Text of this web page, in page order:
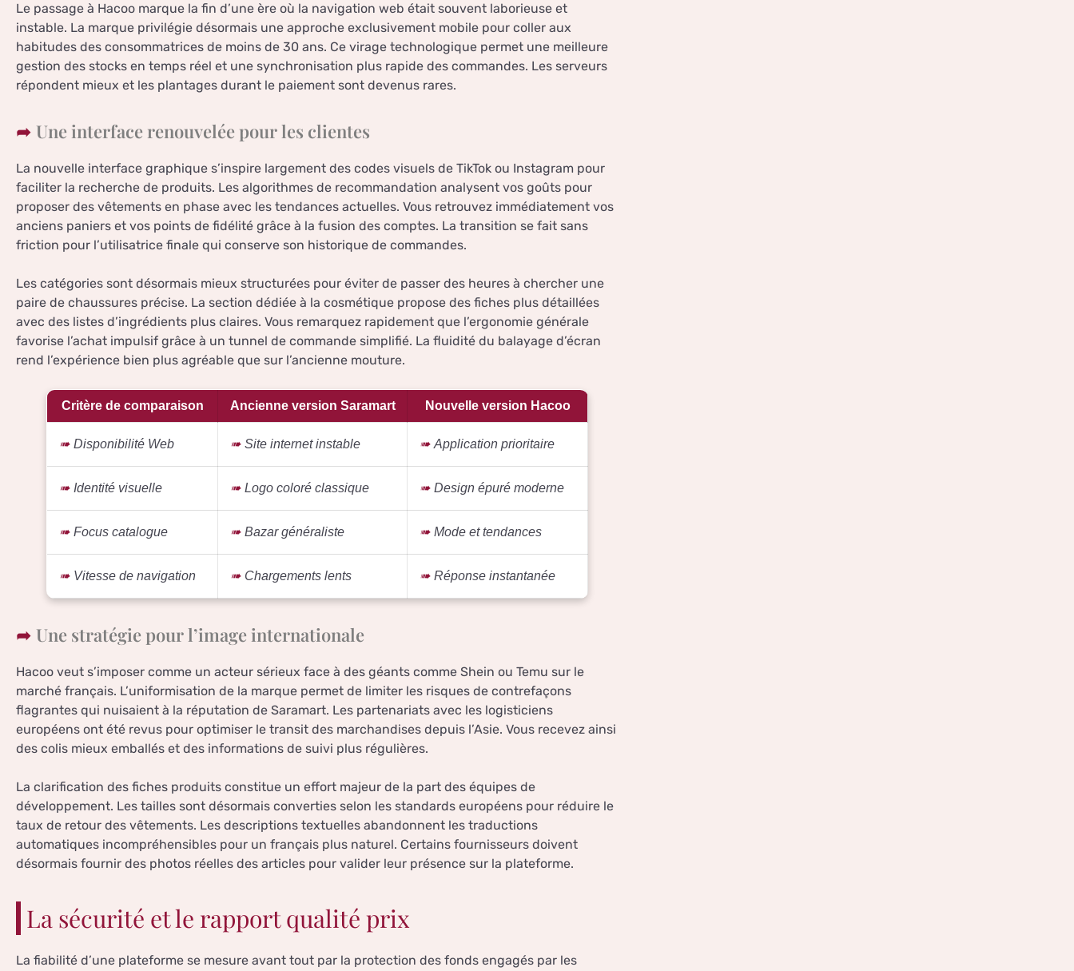
Le passage à Hacoo marque la fin d’une ère où la navigation web était souvent laborieuse et
instable. La marque privilégie désormais une approche exclusivement mobile pour coller aux
habitudes des consommatrices de moins de 30 ans. Ce virage technologique permet une meilleure
gestion des stocks en temps réel et une synchronisation plus rapide des commandes. Les serveurs
répondent mieux et les plantages durant le paiement sont devenus rares.
Une interface renouvelée pour les clientes
La nouvelle interface graphique s’inspire largement des codes visuels de TikTok ou Instagram pour
faciliter la recherche de produits. Les algorithmes de recommandation analysent vos goûts pour
proposer des vêtements en phase avec les tendances actuelles. Vous retrouvez immédiatement vos
anciens paniers et vos points de fidélité grâce à la fusion des comptes. La transition se fait sans
friction pour l’utilisatrice finale qui conserve son historique de commandes.
Les catégories sont désormais mieux structurées pour éviter de passer des heures à chercher une
paire de chaussures précise. La section dédiée à la cosmétique propose des fiches plus détaillées
avec des listes d’ingrédients plus claires. Vous remarquez rapidement que l’ergonomie générale
favorise l’achat impulsif grâce à un tunnel de commande simplifié. La fluidité du balayage d’écran
rend l’expérience bien plus agréable que sur l’ancienne mouture.
Critère de comparaison Ancienne version Saramart Nouvelle version Hacoo
Disponibilité Web Site internet instable Application prioritaire
Identité visuelle Logo coloré classique Design épuré moderne
Focus catalogue Bazar généraliste Mode et tendances
Vitesse de navigation Chargements lents Réponse instantanée
Une stratégie pour l’image internationale
Hacoo veut s’imposer comme un acteur sérieux face à des géants comme Shein ou Temu sur le
marché français. L’uniformisation de la marque permet de limiter les risques de contrefaçons
flagrantes qui nuisaient à la réputation de Saramart. Les partenariats avec les logisticiens
européens ont été revus pour optimiser le transit des marchandises depuis l’Asie. Vous recevez ainsi
des colis mieux emballés et des informations de suivi plus régulières.
La clarification des fiches produits constitue un effort majeur de la part des équipes de
développement. Les tailles sont désormais converties selon les standards européens pour réduire le
taux de retour des vêtements. Les descriptions textuelles abandonnent les traductions
automatiques incompréhensibles pour un français plus naturel. Certains fournisseurs doivent
désormais fournir des photos réelles des articles pour valider leur présence sur la plateforme.
La sécurité et le rapport qualité prix
La fiabilité d’une plateforme se mesure avant tout par la protection des fonds engagés par les